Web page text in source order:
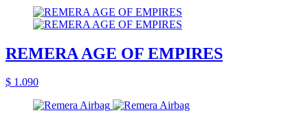
REMERA AGE OF EMPIRES
$ 1.090